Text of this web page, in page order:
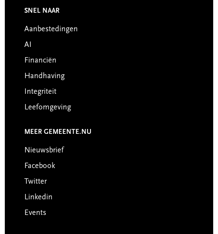
Footer
SNEL NAAR
Aanbestedingen
AI
Financiën
Handhaving
Integriteit
Leefomgeving
MEER GEMEENTE.NU
Nieuwsbrief
Facebook
Twitter
Linkedin
Events